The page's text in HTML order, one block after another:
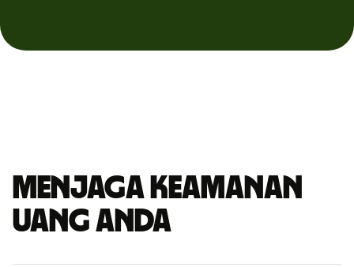
Menjaga keamanan
uang Anda